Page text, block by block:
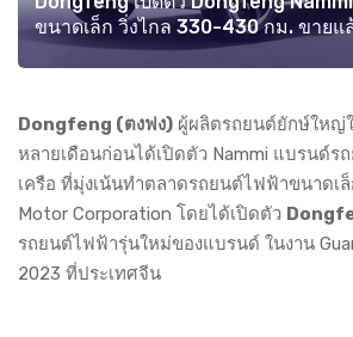
ขนาดเล็ก วิ่งไกล 330-430 กม. ขายแ
Dongfeng (ตงฟง) ผู้ผลิตรถยนต์ยักษ์ใหญ่
หลายเดือนก่อนได้เปิดตัว Nammi แบรนด์ร
เครือ ที่มุ่งเน้นทำตลาดรถยนต์ไฟฟ้าขนาดเ
Motor Corporation โดยได้เปิดตัว
รถยนต์ไฟฟ้ารุ่นใหม่ของแบรนด์ ในงาน
2023 ที่ประเทศจีน